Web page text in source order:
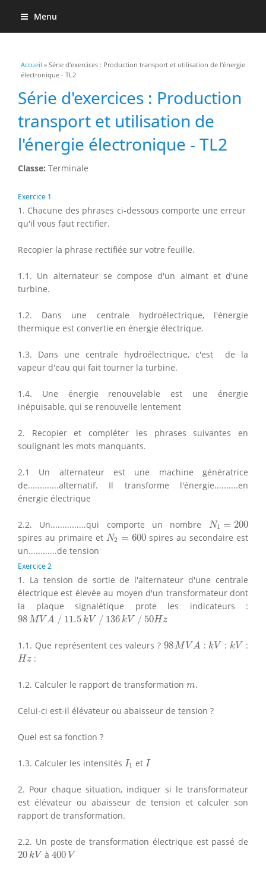
Menu
Vous êtes ici
Accueil » Série d'exercices : Production transport et utilisation de l'énergie
électronique - TL2
Série d'exercices : Production
transport et utilisation de
l'énergie électronique - TL2
Classe: Terminale
Exercice 1
1. Chacune des phrases ci-dessous comporte une erreur
qu'il vous faut rectifier.
Recopier la phrase rectifiée sur votre feuille.
1.1. Un alternateur se compose d'un aimant et d'une
turbine.
1.2. Dans une centrale hydroélectrique, l'énergie
thermique est convertie en énergie électrique.
1.3. Dans une centrale hydroélectrique, c'est de la
vapeur d'eau qui fait tourner la turbine.
1.4. Une énergie renouvelable est une énergie
inépuisable, qui se renouvelle lentement
2. Recopier et compléter les phrases suivantes en
soulignant les mots manquants.
2.1 Un alternateur est une machine génératrice
de.............alternatif. Il transforme l'énergie..........en
énergie électrique
2.2. Un...............qui comporte un nombre N1 = 200
N1 200
spires au primaire et N2 = 600
N2 = 600spires au secondaire est
un............de tension
Exercice 2
1. La tension de sortie de l'alternateur d'une centrale
électrique est élevée au moyen d'un transformateur dont
la plaque signalétique prote les indicateurs :
98M VA / 11.5 kV / 136 kV / 50Hz
98 MVA / 11.5kV/136kV /50Hz
1.1. Que représentent ces valeurs ? 98M VA
98 MVA : kV
kV : kV
kV :
Hz
Hz :
1.2. Calculer le rapport de transformation m.
m
Celui-ci est-il élévateur ou abaisseur de tension ?
Quel est sa fonction ?
1.3. Calculer les intensités I1
I1 et I
I
2. Pour chaque situation, indiquer si le transformateur
est élévateur ou abaisseur de tension et calculer son
rapport de transformation.
2.2. Un poste de transformation électrique est passé de
20 kV
20 kVà 400 V
400V